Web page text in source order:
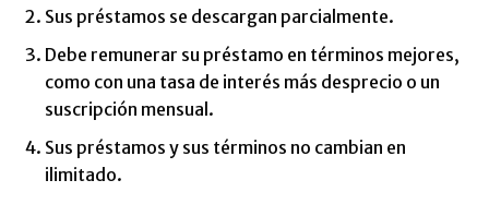
Sus préstamos se descargan parcialmente.
Debe remunerar su préstamo en términos mejores,
como con una tasa de interés más desprecio o un
suscripción mensual.
Sus préstamos y sus términos no cambian en
ilimitado.